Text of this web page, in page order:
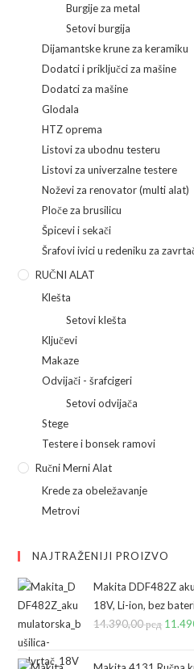
Burgije za metal
Setovi burgija
Dijamantske krune za keramiku
Dodatci i priključci za mašine
Dodatci za mašine
Glodala
HTZ oprema
Listovi za ubodnu testeru
Listovi za univerzalne testere
Noževi za renovator (multi alat)
Ploče za brusilicu
Špicevi i sekači
Šrafovi ivici u redeniku za
RUČNI ALAT
Klešta
Setovi klešta
Ključevi
Makaze
Odvijači - šrafcigeri
Setovi odvijača
Stege
Testere i bonsek ramovi
Ručni Merni Alat
Krede za obeležavanje
Metrovi
NAJTRAŽENIJI PROIZVO
Makita DDF482Z
18V, Li-ion, bez
14.390,00рсд
je